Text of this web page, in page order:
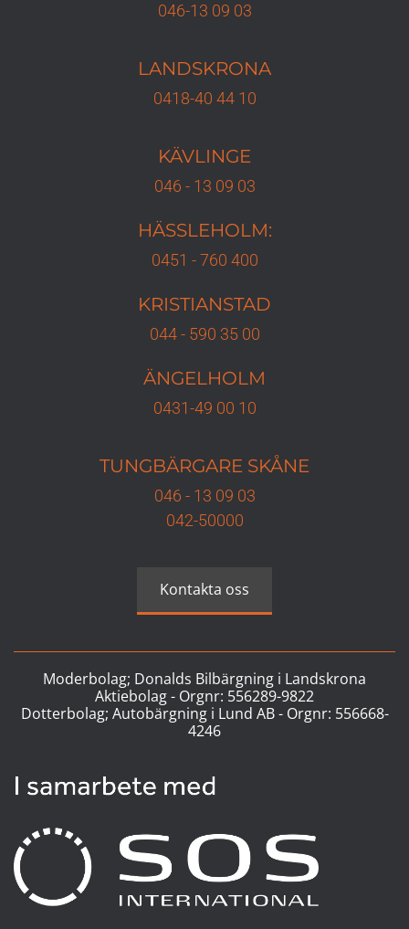
046-13 09 03
LANDSKRONA
0418-40 44 10
KÄVLINGE
046 - 13 09 03
HÄSSLEHOLM:
0451 - 760 400
KRISTIANSTAD
044 - 590 35 00
ÄNGELHOLM
0431-49 00 10
TUNGBÄRGARE SKÅNE
046 - 13 09 03
042-50000
Kontakta oss
Moderbolag; Donalds Bilbärgning i Landskrona
Aktiebolag - Orgnr: 556289-9822
Dotterbolag; Autobärgning i Lund AB - Orgnr: 556668-
4246